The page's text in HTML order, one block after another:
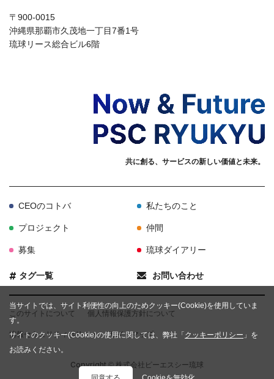
〒900-0015
沖縄県那覇市久茂地一丁目7番1号
琉球リース総合ビル6階
共に創る、サービスの新しい価値と未来。
CEOのコトバ 私たちのこと
プロジェクト 仲間
募集 琉球ダイアリー
タグ一覧 お問い合わせ
このサイトについて 個人情報保護方針について
情報セキュリティポリシー サイトマップ
Copyright© 株式会社ピーエスシー琉球
当サイトでは、サイト利便性の向上のためクッキー(Cookie)を使用していま
す。
サイトのクッキー(Cookie)の使用に関しては、弊社「 クッキーポリシー 」を
お読みください。